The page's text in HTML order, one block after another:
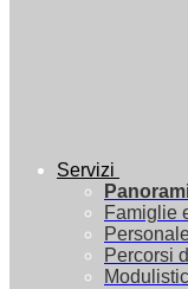
Servizi
Famiglie
Percorsi